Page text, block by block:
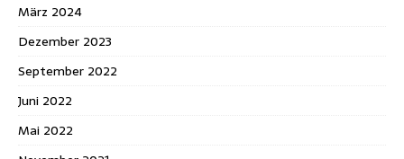
März 2024
Dezember 2023
September 2022
Juni 2022
Mai 2022